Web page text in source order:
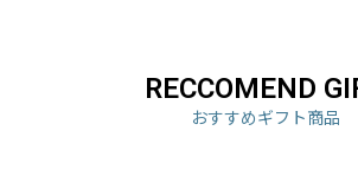
RECCOMEND
おすすめギフト商品